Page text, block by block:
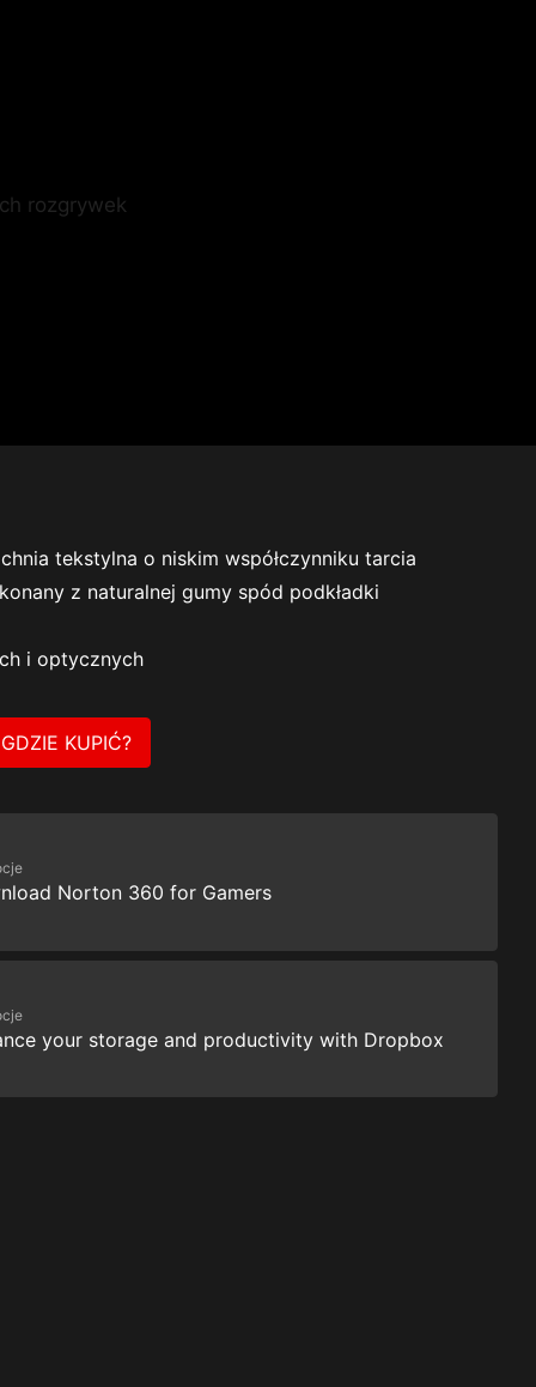
rozgrywek
tekstylna o niskim współczynniku tarcia
z naturalnej gumy spód podkładki
i optycznych
GDZIE KUPIĆ?
Norton 360 for Gamers
your storage and productivity with Dropbox